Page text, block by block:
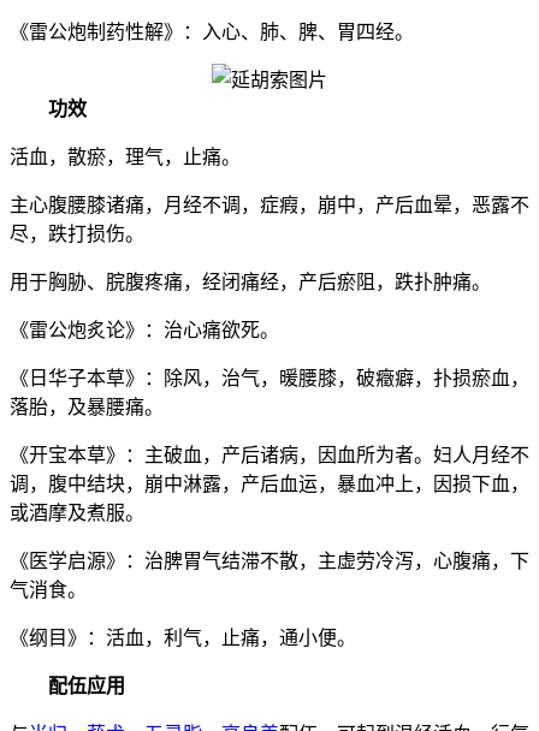
《雷公炮制药性解》：入心、肺、脾、胃四经。
功效
活血，散瘀，理气，止痛。
主心腹腰膝诸痛，月经不调，症瘕，崩中，产后血晕，恶露不
尽，跌打损伤。
用于胸胁、脘腹疼痛，经闭痛经，产后瘀阻，跌扑肿痛。
《雷公炮炙论》：治心痛欲死。
《日华子本草》：除风，治气，暖腰膝，破癥癖，扑损瘀血，
落胎，及暴腰痛。
《开宝本草》：主破血，产后诸病，因血所为者。妇人月经不
调，腹中结块，崩中淋露，产后血运，暴血冲上，因损下血，
或酒摩及煮服。
《医学启源》：治脾胃气结滞不散，主虚劳冷泻，心腹痛，下
气消食。
《纲目》：活血，利气，止痛，通小便。
配伍应用